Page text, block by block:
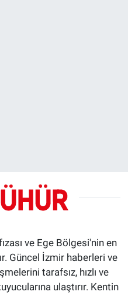
ve Ege Bölgesi'nin en
Güncel İzmir haberleri ve
tarafsız, hızlı ve
ulaştırır. Kentin